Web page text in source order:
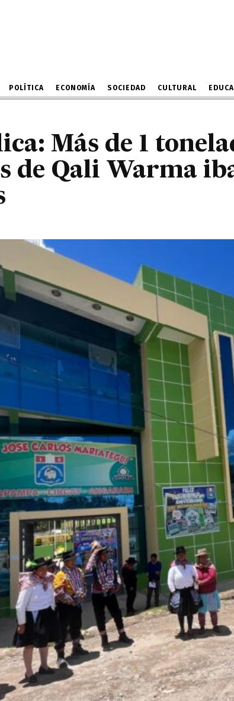
POLÍTICA ECONOMÍA SOCIEDAD CULTURAL
de Qali Warma
Más de 1
de Qali Warma